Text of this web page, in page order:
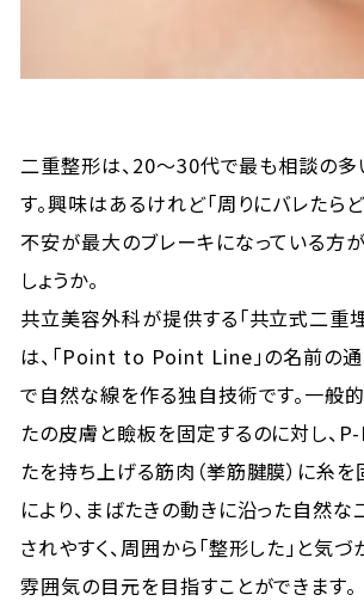
二重整形は、20〜30代で最も相談の多
す。興味はあるけれど「周りにバレたらど
不安が最大のブレーキになっている方
しょうか。
共立美容外科が提供する「共立式二重
は、「Point to Point Line」の名前の通
で自然な線を作る独自技術です。一般
たの皮膚と瞼板を固定するのに対し、
たを持ち上げる筋肉（挙筋腱膜）に糸を
により、まばたきの動きに沿った自然
されやすく、周囲から「整形した」と気
雰囲気の目元を目指すことができます。